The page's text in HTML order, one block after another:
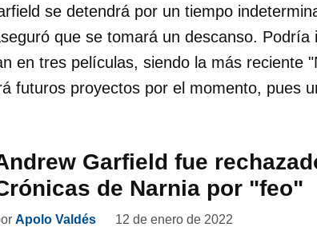
se detendrá por un tiempo
que se tomará un descanso. Podría
en tres películas, siendo la más reciente
futuros proyectos por el momento, pues
Garfield fue
de Narnia por "feo"
Apolo Valdés 12 de enero de 2022